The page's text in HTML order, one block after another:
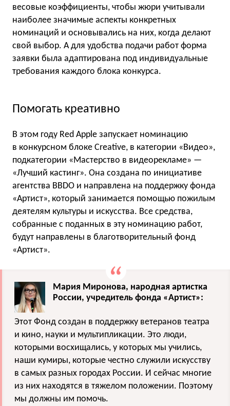
весовые коэффициенты, чтобы жюри учитывали
наиболее значимые аспекты конкретных
номинаций и основывались на них, когда делают
свой выбор. А для удобства подачи работ форма
заявки была адаптирована под индивидуальные
требования каждого блока конкурса.
Помогать креативно
В этом году Red Apple запускает номинацию
в конкурсном блоке Creative, в категории «Видео»,
подкатегории «Мастерство в видеорекламе» —
«Лучший кастинг». Она создана по инициативе
агентства BBDO и направлена на поддержку фонда
«Артист», который занимается помощью пожилым
деятелям культуры и искусства. Все средства,
собранные с поданных в эту номинацию работ,
будут направлены в благотворительный фонд
«Артист».
Мария Миронова, народная артистка
России, учредитель фонда «Артист»:
Этот Фонд создан в поддержку ветеранов театра
и кино, науки и мультипликации. Это люди,
которыми восхищались, у которых мы учились,
наши кумиры, которые честно служили искусству
в самых разных городах России. И сейчас многие
из них находятся в тяжелом положении. Поэтому
мы должны им помочь.